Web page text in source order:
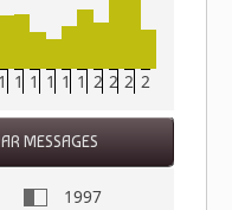
14151617181920212223
MESSAGES
1997